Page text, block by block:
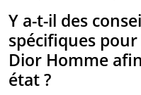
Y a-t-il des
spécifiques
Dior Homme
état ?